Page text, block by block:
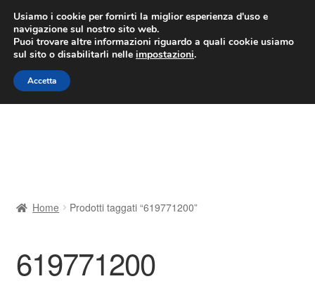
CONSEGNA da 7 EUR
Lun-Ven 9:00 - 16:00/800 580 290
Vai
alla
navigazione
Vai
al
contenuto
Contatto
Home Prodotti taggati “619771200”
619771200
Usiamo i cookie per fornirti la miglior esperienza d'uso e
navigazione sul nostro sito web.
Puoi trovare altre informazioni riguardo a quali cookie usiamo
sul sito o disabilitarli nelle impostazioni.
Accetta